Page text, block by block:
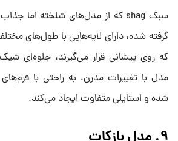
گرفته شده، دارای لایه‌هایی با طول‌های
که روی پیشانی قرار می‌گیرند، جلوه‌ای
مدل با تغییرات مدرن، به راحتی با
شده و استایلی متفاوت ایجاد می‌کند.